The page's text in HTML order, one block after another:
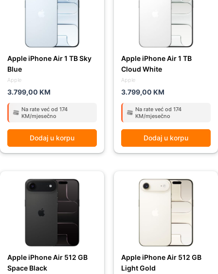
Apple
Apple iPhone Air 1 TB Sky
Blue
3.799,00 KM
Na rate već od 174
KM/mjesečno
Dodaj u korpu
Apple
Apple iPhone Air 1 TB
Cloud White
3.799,00 KM
Na rate već od 174
KM/mjesečno
Dodaj u korpu
Apple iPhone Air 512 GB
Space Black
Apple iPhone Air 512 GB
Light Gold